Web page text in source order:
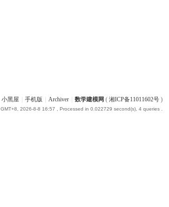
小黑屋 手机版 Archiver 数学建模网 ( 湘ICP备11011602号)
GMT+8, 2026-8-8 16:57 , Processed in 0.022729 second(s), 4 queries .